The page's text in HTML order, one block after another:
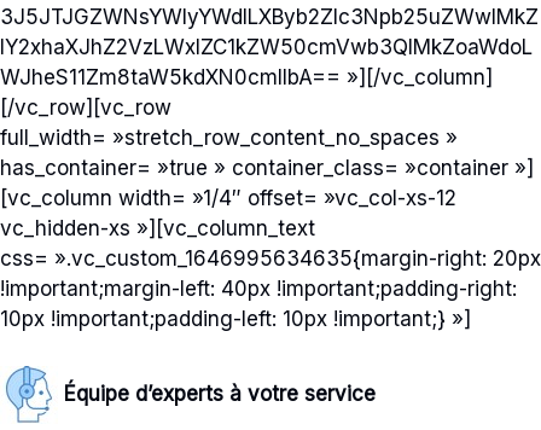
3J5JTJGZWNsYWlyYWdlLXByb2Zlc3Npb25uZWwlMkZ
lY2xhaXJhZ2VzLWxlZC1kZW50cmVwb3QlMkZoaWdoL
WJheS11Zm8taW5kdXN0cmllbA== »][/vc_column]
[/vc_row][vc_row
full_width= »stretch_row_content_no_spaces »
has_container= »true » container_class= »container »]
[vc_column width= »1/4″ offset= »vc_col-xs-12
vc_hidden-xs »][vc_column_text
css= ».vc_custom_1646995634635{margin-right: 20px
!important;margin-left: 40px !important;padding-right:
10px !important;padding-left: 10px !important;} »]
Équipe d’experts à votre service